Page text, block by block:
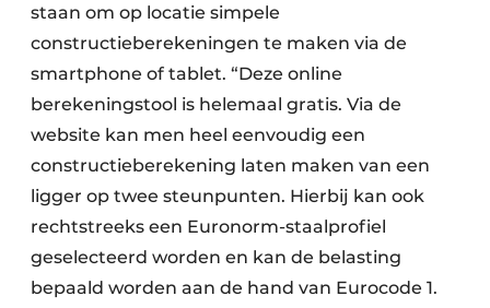
staan om op locatie simpele
constructieberekeningen te maken via de
smartphone of tablet. “Deze online
berekeningstool is helemaal gratis. Via de
website kan men heel eenvoudig een
constructieberekening laten maken van een
ligger op twee steunpunten. Hierbij kan ook
rechtstreeks een Euronorm-staalprofiel
geselecteerd worden en kan de belasting
bepaald worden aan de hand van Eurocode 1.